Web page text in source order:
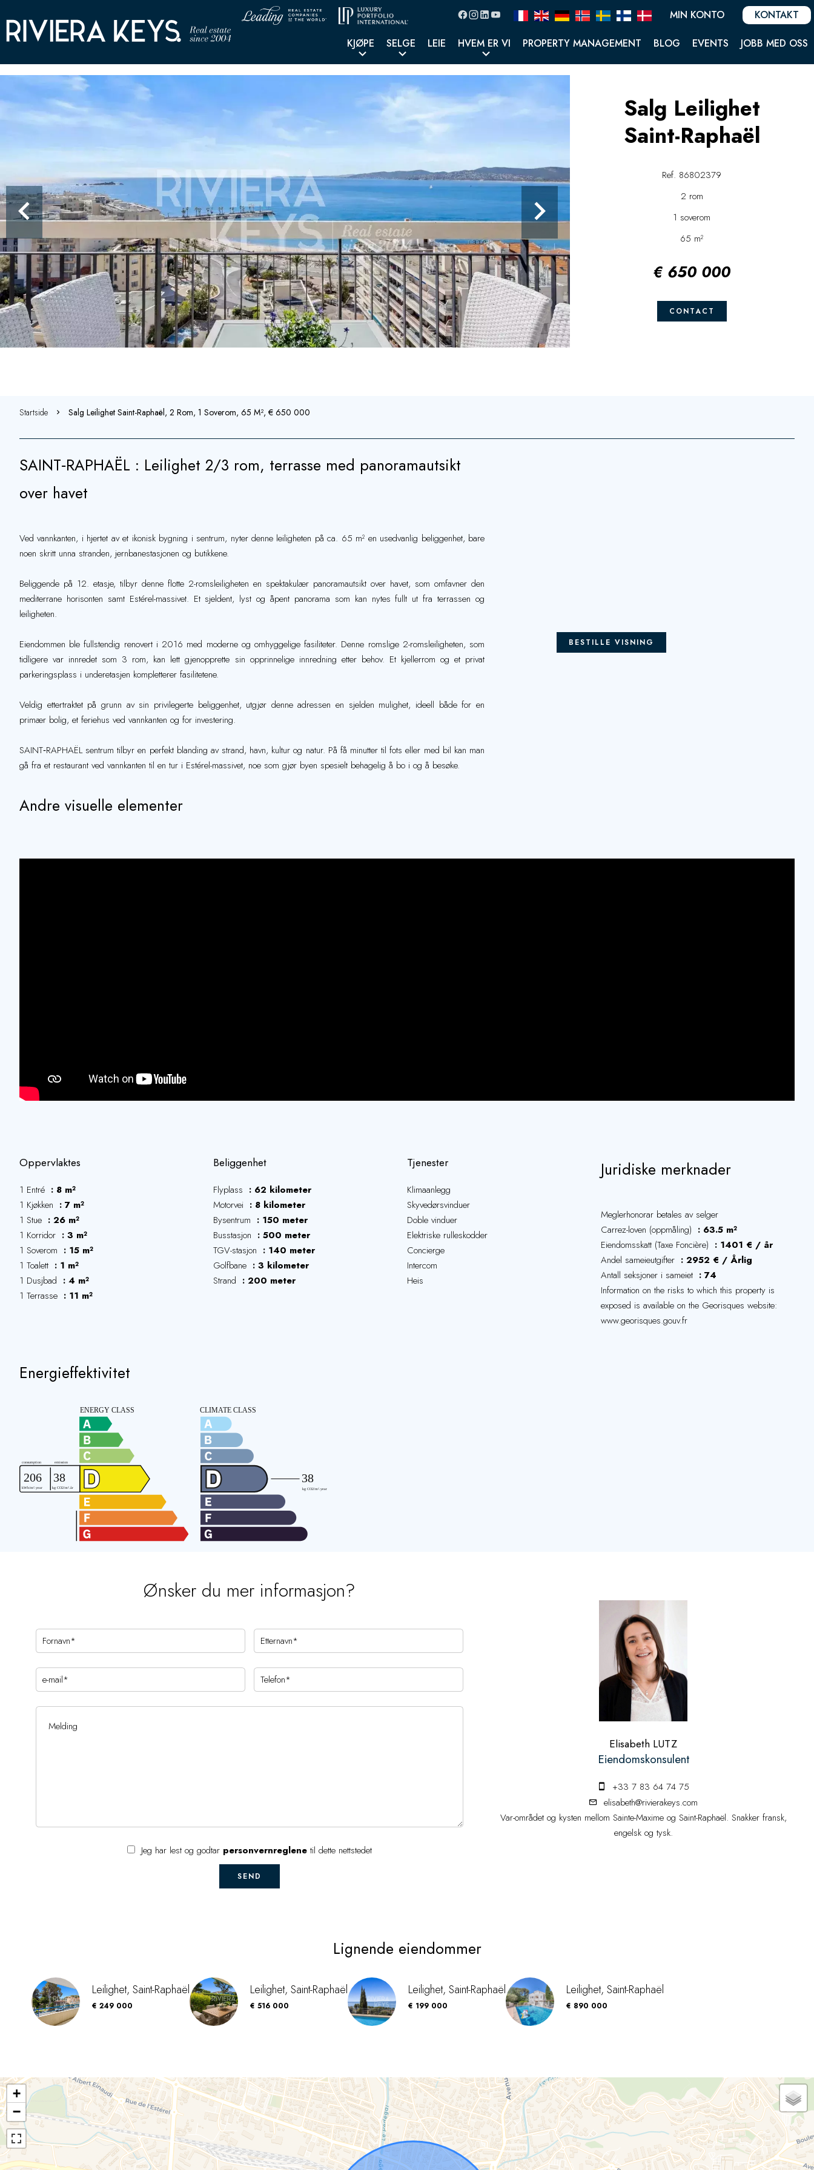
MIN KONTO KONTAKT
KJØPE SELGE LEIE HVEM ER VI PROPERTY MANAGEMENT BLOG EVENTS JOBB MED OSS
Salg Leilighet
Saint-Raphaël
Ref. 86802379
2 rom
1 soverom
65 m²
€ 650 000
CONTACT
Startside Salg Leilighet Saint-Raphaël, 2 Rom, 1 Soverom, 65 M², € 650 000
BESTILLE VISNING
SAINT‑RAPHAËL : Leilighet 2/3 rom, terrasse med panoramautsikt
over havet
Ved vannkanten, i hjertet av et ikonisk bygning i sentrum, nyter denne leiligheten på ca. 65 m² en usedvanlig beliggenhet, bare
noen skritt unna stranden, jernbanestasjonen og butikkene.
Beliggende på 12. etasje, tilbyr denne flotte 2-romsleiligheten en spektakulær panoramautsikt over havet, som omfavner den
mediterrane horisonten samt Estérel-massivet. Et sjeldent, lyst og åpent panorama som kan nytes fullt ut fra terrassen og
leiligheten.
Eiendommen ble fullstendig renovert i 2016 med moderne og omhyggelige fasiliteter. Denne romslige 2-romsleiligheten, som
tidligere var innredet som 3 rom, kan lett gjenopprette sin opprinnelige innredning etter behov. Et kjellerrom og et privat
parkeringsplass i underetasjen kompletterer fasilitetene.
Veldig ettertraktet på grunn av sin privilegerte beliggenhet, utgjør denne adressen en sjelden mulighet, ideell både for en
primær bolig, et feriehus ved vannkanten og for investering.
SAINT‑RAPHAËL sentrum tilbyr en perfekt blanding av strand, havn, kultur og natur. På få minutter til fots eller med bil kan man
gå fra et restaurant ved vannkanten til en tur i Estérel-massivet, noe som gjør byen spesielt behagelig å bo i og å besøke.
Andre visuelle elementer
Oppervlaktes
1 Entré
8 m²
1 Kjøkken
7 m²
1 Stue
26 m²
1 Korridor
3 m²
1 Soverom
15 m²
1 Toalett
1 m²
1 Dusjbad
4 m²
1 Terrasse
11 m²
Beliggenhet
Flyplass
62 kilometer
Motorvei
8 kilometer
Bysentrum
150 meter
Busstasjon
500 meter
TGV-stasjon
140 meter
Golfbane
3 kilometer
Strand
200 meter
Tjenester
Klimaanlegg
Skyvedørsvinduer
Doble vinduer
Elektriske rulleskodder
Concierge
Intercom
Heis
Juridiske merknader
Meglerhonorar betales av selger
Carrez-loven (oppmåling)
63.5 m²
Eiendomsskatt (Taxe Foncière)
1401 € / år
Andel sameieutgifter
2952 € / Årlig
Antall seksjoner i sameiet
74
Information on the risks to which this property is
exposed is available on the Georisques website:
www.georisques.gouv.fr
Energieffektivitet
Ønsker du mer informasjon?
Jeg har lest og godtar personvernreglene til dette nettstedet
SEND
Elisabeth LUTZ
Eiendomskonsulent
+33 7 83 64 74 75
elisabeth@rivierakeys.com
Var-området og kysten mellom Sainte-Maxime og Saint-Raphaël. Snakker fransk,
engelsk og tysk.
Lignende eiendommer
Leilighet, Saint-Raphaël
€ 249 000
Leilighet, Saint-Raphaël
€ 516 000
Leilighet, Saint-Raphaël
€ 199 000
Leilighet, Saint-Raphaël
€ 890 000
+
−